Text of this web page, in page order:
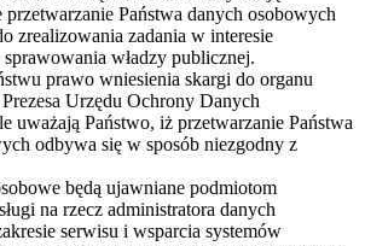
przetwarzanie Państwa danych osobowych
zrealizowania zadania w interesie
władzy publicznej.
prawo wniesienia skargi do organu
Urzędu Ochrony Danych
uważają Państwo, iż przetwarzanie Państwa
odbywa się w sposób niezgodny z
będą ujawniane podmiotom
na rzecz administratora danych
serwisu i wsparcia systemów